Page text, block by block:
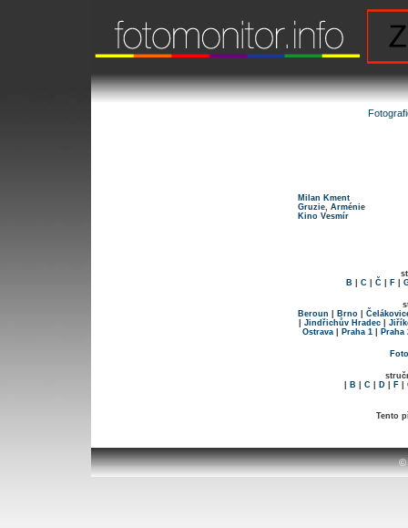
Milan Kment
Gruzie, Arménie
Kino Vesmír
B
C Č F|
Beroun
Brno
Jindřichův Hradec
Ostrava
Praha 1 Praha
B C D| F|
Tento
©